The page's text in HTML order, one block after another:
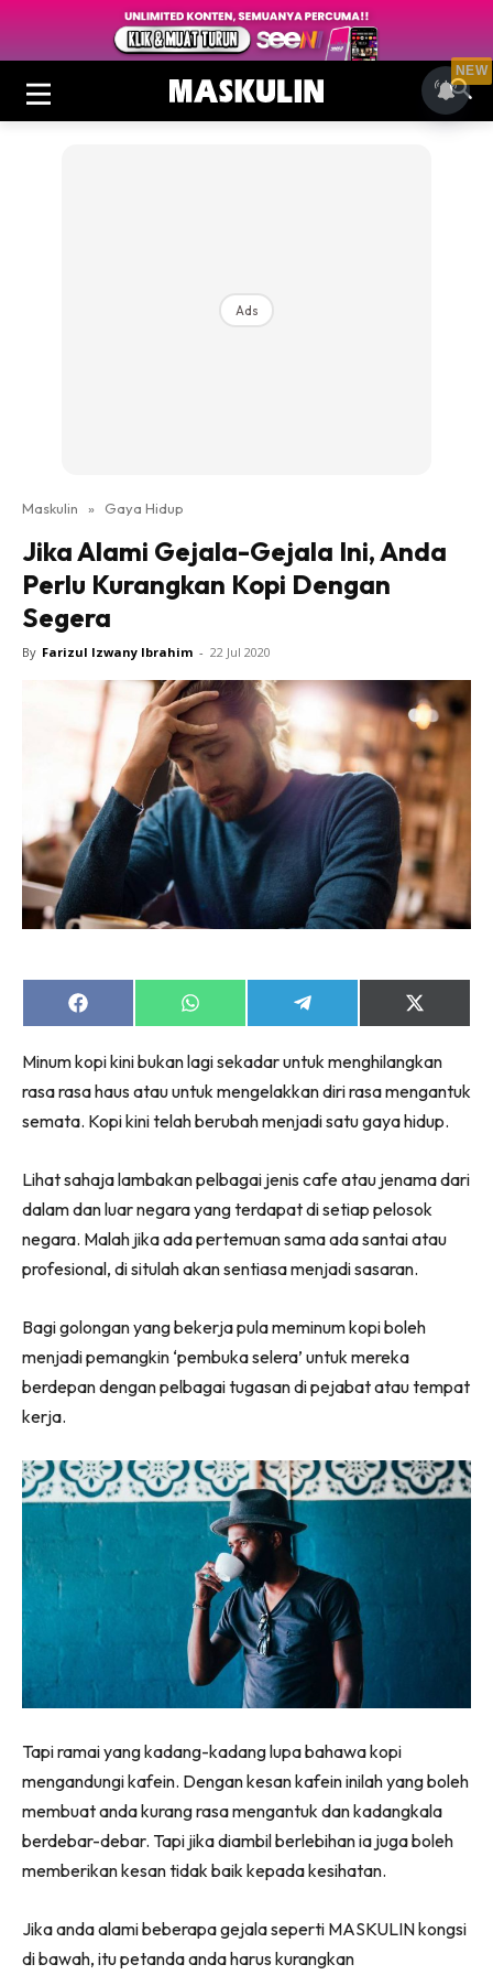
Ads
Maskulin » Gaya Hidup
Jika Alami Gejala-Gejala Ini, Anda
Perlu Kurangkan Kopi Dengan
Segera
By Farizul Izwany Ibrahim - 22 Jul 2020
Share
on
Share
on
Share
on
Share
on
(Twitter)
Minum kopi kini bukan lagi sekadar untuk menghilangkan
rasa rasa haus atau untuk mengelakkan diri rasa mengantuk
semata. Kopi kini telah berubah menjadi satu gaya hidup.
Lihat sahaja lambakan pelbagai jenis cafe atau jenama dari
dalam dan luar negara yang terdapat di setiap pelosok
negara. Malah jika ada pertemuan sama ada santai atau
profesional, di situlah akan sentiasa menjadi sasaran.
Bagi golongan yang bekerja pula meminum kopi boleh
menjadi pemangkin ‘pembuka selera’ untuk mereka
berdepan dengan pelbagai tugasan di pejabat atau tempat
kerja.
Tapi ramai yang kadang-kadang lupa bahawa kopi
mengandungi kafein. Dengan kesan kafein inilah yang boleh
membuat anda kurang rasa mengantuk dan kadangkala
berdebar-debar. Tapi jika diambil berlebihan ia juga boleh
memberikan kesan tidak baik kepada kesihatan.
Jika anda alami beberapa gejala seperti MASKULIN kongsi
di bawah, itu petanda anda harus kurangkan
NEW